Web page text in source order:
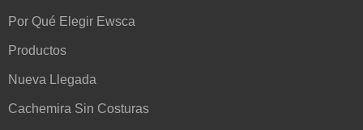
Por Qué Elegir Ewsca
Productos
Nueva Llegada
Cachemira Sin Costuras